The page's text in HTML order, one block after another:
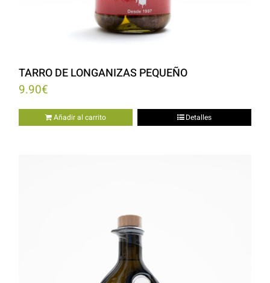
TARRO DE LONGANIZAS PEQUEÑO
9.90€
Añadir al carrito Detalles